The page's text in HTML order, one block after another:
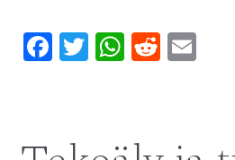
F
ac
T
w
W
h
s
R
e